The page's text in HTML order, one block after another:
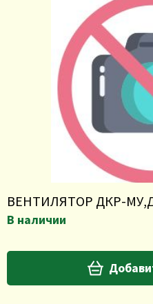
ВЕНТИЛЯТОР ДКР-
В наличии